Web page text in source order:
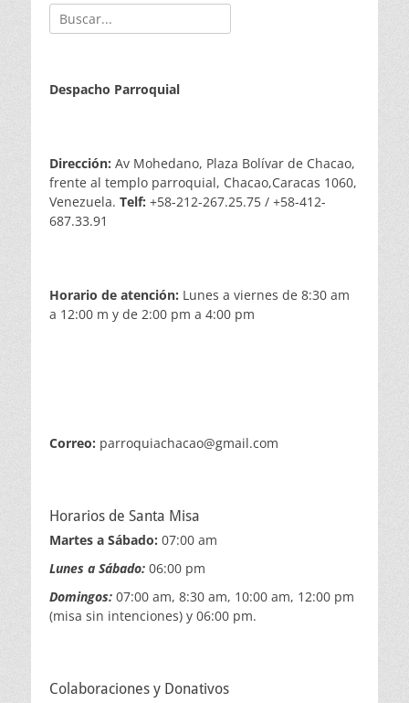
Buscar:
Despacho Parroquial
Dirección: Av Mohedano, Plaza Bolívar de Chacao,
frente al templo parroquial, Chacao,Caracas 1060,
Venezuela. Telf: +58-212-267.25.75 / +58-412-
687.33.91
Horario de atención: Lunes a viernes de 8:30 am
a 12:00 m y de 2:00 pm a 4:00 pm
Correo: parroquiachacao@gmail.com
Horarios de Santa Misa
Martes a Sábado: 07:00 am
Lunes a Sábado: 06:00 pm
Domingos: 07:00 am, 8:30 am, 10:00 am, 12:00 pm
(misa sin intenciones) y 06:00 pm.
Colaboraciones y Donativos